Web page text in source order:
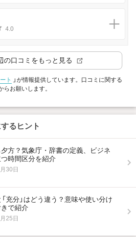
4.0
の口コミをもっと見る
ト
」が情報提供しています。口コミに関する
らお願いします。
るヒント
方？気象庁・辞書の定義、ビジネ
時間区分を紹介
30日
「充分」はどう違う？意味や使い分け
で紹介
25日